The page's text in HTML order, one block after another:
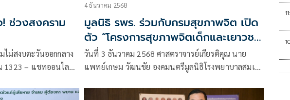
ช่วงสงคราม
ไม่สงบตะวันออกกลาง
– แชทออนไลน์’
4 ธันวาคม 2568
มูลนิธิ รพร. ร่วมกับกรมสุขภาพจิต เปิด
ตัว “โครงการสุขภาพจิตเด็กและเยาวชน
ตามรอยพระราชดำริ เทิดพระเกียรติแม่
แห่งแผ่นดิน”
วันที่ 3 ธันวาคม 2568 ศาสตราจารย์เกียรติคุณ นาย
แพทย์เกษม วัฒนชัย องคมนตรีมูลนิธิโรงพยาบาลสมเด็จ